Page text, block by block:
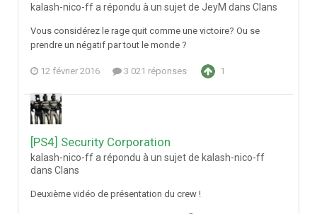
kalash-nico-ff a répondu à un sujet de JeyM dans Clans
Vous considérez le rage quit comme une victoire? Ou se
prendre un négatif par tout le monde ?
12 février 2016 3 021 réponses 1
[PS4] Security Corporation
kalash-nico-ff a répondu à un sujet de kalash-nico-ff
dans Clans
Deuxième vidéo de présentation du crew !